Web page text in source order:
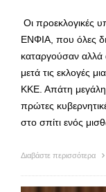
Οι προεκλογικές
ΕΝΦΙΑ, που όλες
καταργούσαν αλλά
μετά τις εκλογές
ΚΚΕ. Απάτη μεγάλη
πρώτες
στο σπίτι ενός
Διαβάστε περισσότερα